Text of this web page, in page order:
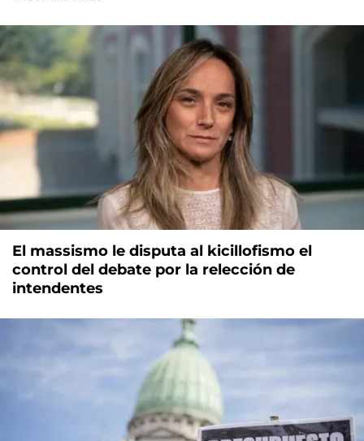
El massismo le disputa al kicillofismo el
control del debate por la relección de
intendentes